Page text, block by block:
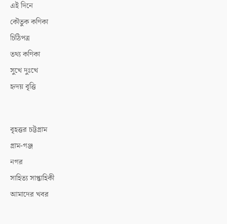
এই দিনে
কৌতুক কণিকা
চিঠিপত্র
তথ্য কণিকা
সুখে দুঃখে
হৃদয় বৃত্তি
বৃহত্তর চট্টগ্রাম
গ্রাম-গঞ্জ
নগর
সাহিত্য সাপ্তাহিকী
আমাদের খবর